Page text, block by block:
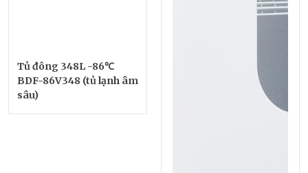
Tủ đông 348L -86℃
BDF-86V348 (tủ lạnh âm
sâu)